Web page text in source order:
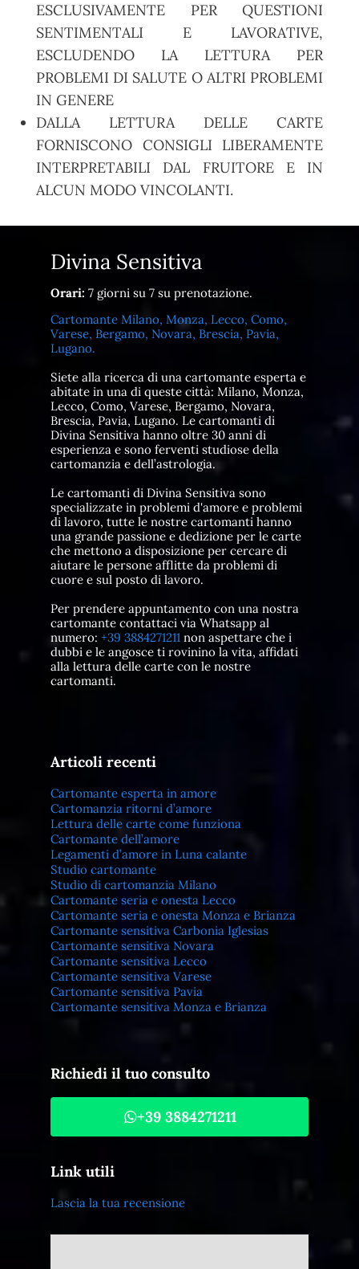
ESCLUSIVAMENTE PER QUESTIONI
SENTIMENTALI E LAVORATIVE,
ESCLUDENDO LA LETTURA PER
PROBLEMI DI SALUTE O ALTRI PROBLEMI
IN GENERE
DALLA LETTURA DELLE CARTE
FORNISCONO CONSIGLI LIBERAMENTE
INTERPRETABILI DAL FRUITORE E IN
ALCUN MODO VINCOLANTI.
Divina Sensitiva
Orari: 7 giorni su 7 su prenotazione.
Cartomante Milano, Monza, Lecco, Como,
Varese, Bergamo, Novara, Brescia, Pavia,
Lugano.
Siete alla ricerca di una cartomante esperta e
abitate in una di queste città: Milano, Monza,
Lecco, Como, Varese, Bergamo, Novara,
Brescia, Pavia, Lugano. Le cartomanti di
Divina Sensitiva hanno oltre 30 anni di
esperienza e sono ferventi studiose della
cartomanzia e dell’astrologia.
Le cartomanti di Divina Sensitiva sono
specializzate in problemi d'amore e problemi
di lavoro, tutte le nostre cartomanti hanno
una grande passione e dedizione per le carte
che mettono a disposizione per cercare di
aiutare le persone afflitte da problemi di
cuore e sul posto di lavoro.
Per prendere appuntamento con una nostra
cartomante contattaci via Whatsapp al
numero: +39 3884271211non aspettare che i
dubbi e le angosce ti rovinino la vita, affidati
alla lettura delle carte con le nostre
cartomanti.
Articoli recenti
Cartomante esperta in amore
Cartomanzia ritorni d’amore
Lettura delle carte come funziona
Cartomante dell’amore
Legamenti d’amore in Luna calante
Studio cartomante
Studio di cartomanzia Milano
Cartomante seria e onesta Lecco
Cartomante seria e onesta Monza e Brianza
Cartomante sensitiva Carbonia Iglesias
Cartomante sensitiva Novara
Cartomante sensitiva Lecco
Cartomante sensitiva Varese
Cartomante sensitiva Pavia
Cartomante sensitiva Monza e Brianza
Richiedi il tuo consulto
+39 3884271211
Link utili
Lascia la tua recensione